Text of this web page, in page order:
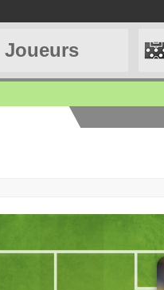
Joueurs